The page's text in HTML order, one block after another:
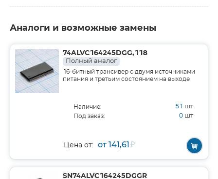
Аналоги и возможные замены
74ALVC164245DGG,118
Полный аналог
16-битный трансивер с двумя источниками
питания и третьим состоянием на выходе
Наличие: 51 шт
Под заказ: 0 шт
Цена от: от 141,61₽
SN74ALVC164245DGGR